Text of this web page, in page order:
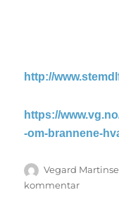
http://
https://
-om-brannene-
Forfatter
Vegard
kommentar